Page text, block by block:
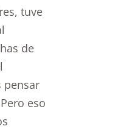
tuve
de
pensar
eso